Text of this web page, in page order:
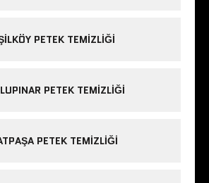
PETEK TEMIZLIĞI
PETEK TEMIZLIĞI
PETEK TEMIZLIĞI